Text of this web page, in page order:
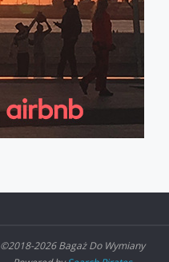
©2018-2026 Bagaż Do Wymiany